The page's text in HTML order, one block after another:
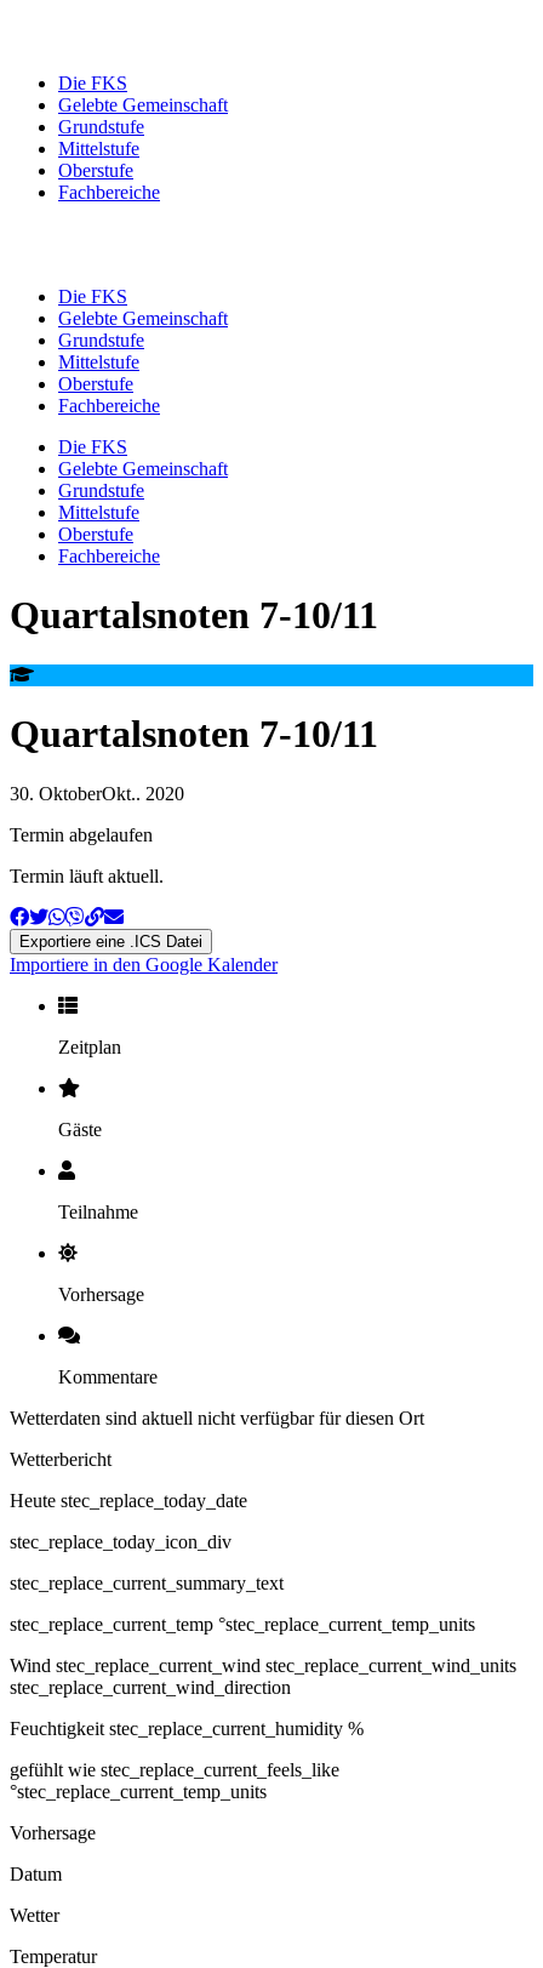
Die FKS
Gelebte Gemeinschaft
Grundstufe
Mittelstufe
Oberstufe
Fachbereiche
Die FKS
Gelebte Gemeinschaft
Grundstufe
Mittelstufe
Oberstufe
Fachbereiche
Die FKS
Gelebte Gemeinschaft
Grundstufe
Mittelstufe
Oberstufe
Fachbereiche
Quartalsnoten 7-10/11
Quartalsnoten 7-10/11
30. OktoberOkt.. 2020
Termin abgelaufen
Termin läuft aktuell.
Exportiere eine .ICS Datei
Importiere in den Google Kalender
Zeitplan
Gäste
Teilnahme
Vorhersage
Kommentare
Wetterdaten sind aktuell nicht verfügbar für diesen Ort
Wetterbericht
Heute stec_replace_today_date
stec_replace_today_icon_div
stec_replace_current_summary_text
stec_replace_current_temp °stec_replace_current_temp_units
Wind stec_replace_current_wind stec_replace_current_wind_units
stec_replace_current_wind_direction
Feuchtigkeit stec_replace_current_humidity %
gefühlt wie stec_replace_current_feels_like
°stec_replace_current_temp_units
Vorhersage
Datum
Wetter
Temperatur